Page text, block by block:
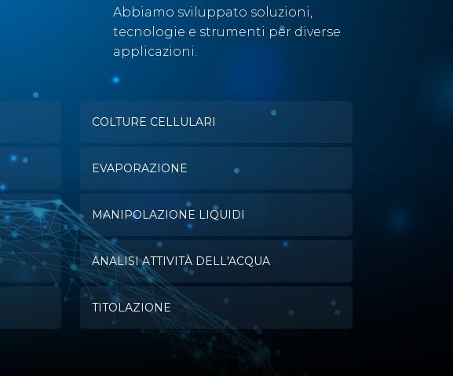
Abbiamo sviluppato soluzioni,
tecnologie e strumenti per diverse
applicazioni.
COLTURE CELLULARI
EVAPORAZIONE
MANIPOLAZIONE LIQUIDI
ANALISI ATTIVITÀ DELL'ACQUA
TITOLAZIONE